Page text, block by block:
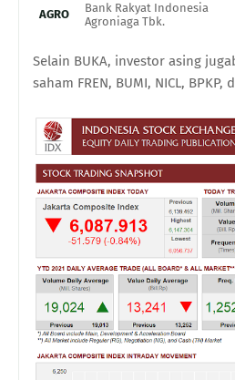
AGRO
Bank Rakyat Indonesia
Agroniaga Tbk.
Selain BUKA, investor asing
saham FREN, BUMI, NICL, BPKP,